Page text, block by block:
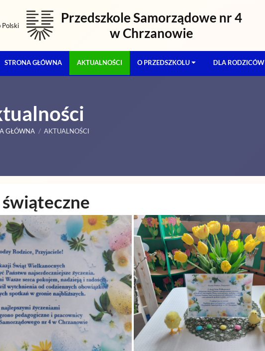
Przedszkole Samorządowe nr 4
w Chrzanowie
STRONA GŁÓWNA AKTUALNOŚCI O PRZEDSZKOLU DLA RODZICÓW
GŁÓWNA / AKTUALNOŚCI